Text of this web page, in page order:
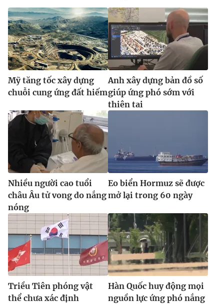
Mỹ tăng tốc xây dựng
chuỗi cung ứng đất hiếm
Anh xây dựng bản đồ số
giúp ứng phó sớm với
thiên tai
Nhiều người cao tuổi
châu Âu tử vong do nắng
nóng
Eo biển Hormuz sẽ được
mở lại trong 60 ngày
Triều Tiên phóng vật
thể chưa xác định
Hàn Quốc huy động mọi
nguồn lực ứng phó nắng